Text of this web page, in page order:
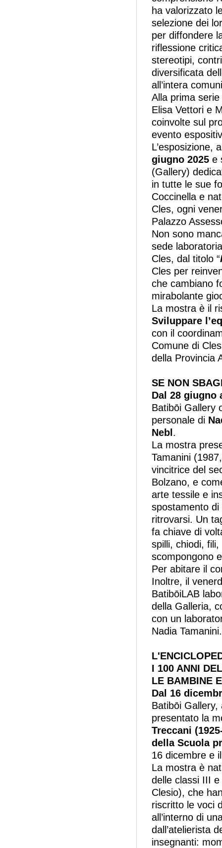
ha valorizzato
selezione dei
per diffondere
riflessione
stereotipi,
diversificata
all’intera
Alla prima
Elisa Vettori e
coinvolte sul
evento
L’esposizione,
giugno 2025 e
(Gallery)
in tutte le sue
Coccinella e
Cles, ogni
Palazzo
Non sono
sede
Cles, dal titolo “
Cles per
che cambiano
mirabolante
La mostra è il
Sviluppare
con il
Comune di
della Provincia
SE NON
Dal 28 giugno
Batibōi Gallery
personale di
Nebl .
La mostra
Tamanini
vincitrice del
Bolzano, e
arte tessile e
spostamento
ritrovarsi. Un
fa chiave di
spilli, chiodi,
scompongono
Per abitare il
Inoltre, il
BatibōiLAB
della Galleria,
con un
Nadia Tamanini.
I 100 ANNI
LE BAMBINE
Dal 16
Batibōi
presentato la
Treccani
della Scuola
16 dicembre e
La mostra è
delle classi III
Clesio), che
riscritto le voci
all’interno di
dall’atelierista
insegnanti: